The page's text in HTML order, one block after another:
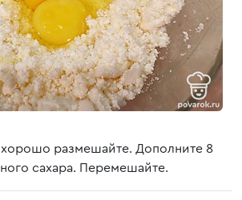
хорошо размешайте. Дополните 8
сахара. Перемешайте.